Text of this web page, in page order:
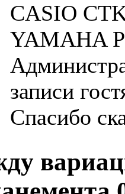
CASIO
YAMAHA
записи
Спасибо